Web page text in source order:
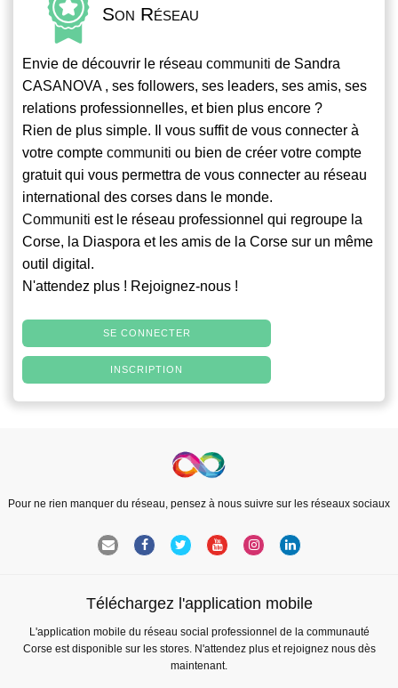
Son Réseau
Envie de découvrir le réseau communiti de Sandra
CASANOVA , ses followers, ses leaders, ses amis, ses
relations professionnelles, et bien plus encore ?
Rien de plus simple. Il vous suffit de vous connecter à
votre compte communiti ou bien de créer votre compte
gratuit qui vous permettra de vous connecter au réseau
international des corses dans le monde.
Communiti est le réseau professionnel qui regroupe la
Corse, la Diaspora et les amis de la Corse sur un même
outil digital.
N'attendez plus ! Rejoignez-nous !
SE CONNECTER
INSCRIPTION
Pour ne rien manquer du réseau, pensez à nous suivre sur les réseaux sociaux
Téléchargez l'application mobile
L'application mobile du réseau social professionnel de la communauté
Corse est disponible sur les stores. N'attendez plus et rejoignez nous dès
maintenant.